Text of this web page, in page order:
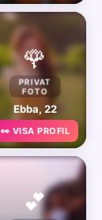
🌹
PRIVAT
FOTO
Ebba, 22
👀 VISA PROFIL
💕